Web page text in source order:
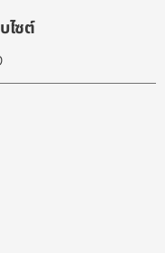
ไซต์